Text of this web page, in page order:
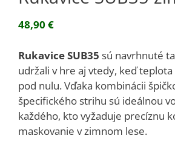
48,90 €
Rukavice SUB35 sú navrhnuté
udržali v hre aj vtedy, keď
pod nulu. Vďaka kombinácii
špecifického strihu sú ideálnou
každého, kto vyžaduje precíznu
maskovanie v zimnom lese.